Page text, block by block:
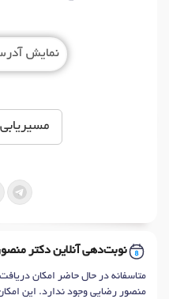
نمایش
نوبت‌دهی آنلاین دکتر
متاسفانه در حال حاضر امکان دریافت
منصور رضایی وجود ندارد. این